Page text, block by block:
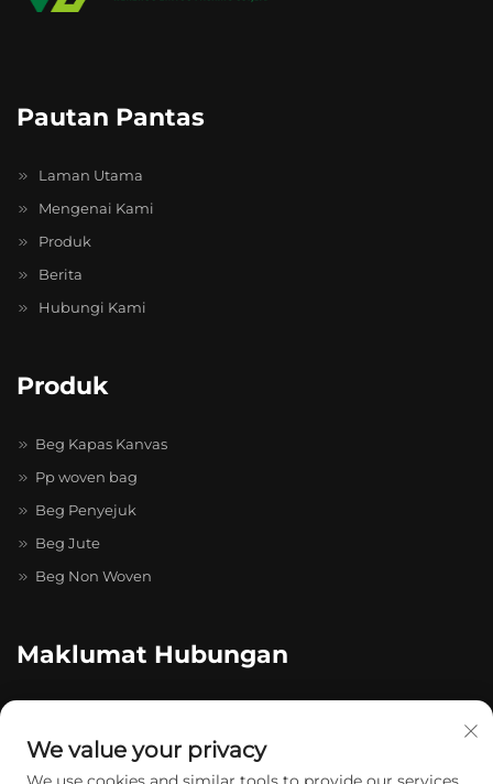
Pautan Pantas
Laman Utama
Mengenai Kami
Produk
Berita
Hubungi Kami
Produk
Beg Kapas Kanvas
Pp woven bag
Beg Penyejuk
Beg Jute
Beg Non Woven
Maklumat Hubungan
No. 511–731, Longgang
+86-13174934862
We value your privacy